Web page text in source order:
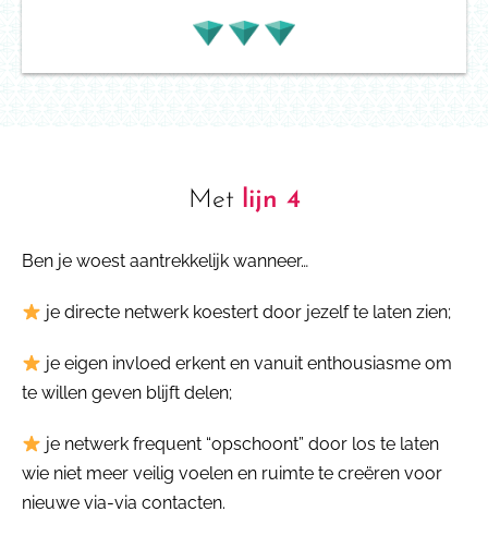
Met lijn 4
Ben je woest aantrekkelijk wanneer…
je directe netwerk koestert door jezelf te laten zien;
je eigen invloed erkent en vanuit enthousiasme om
te willen geven blijft delen;
je netwerk frequent “opschoont” door los te laten
wie niet meer veilig voelen en ruimte te creëren voor
nieuwe via-via contacten.